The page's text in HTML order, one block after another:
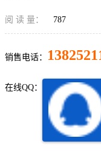
阅 读 量： 787
销售电话：
在线QQ：